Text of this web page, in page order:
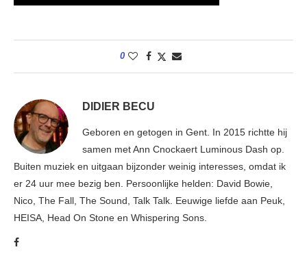
0
DIDIER BECU
Geboren en getogen in Gent. In 2015 richtte hij
samen met Ann Cnockaert Luminous Dash op.
Buiten muziek en uitgaan bijzonder weinig interesses, omdat ik
er 24 uur mee bezig ben. Persoonlijke helden: David Bowie,
Nico, The Fall, The Sound, Talk Talk. Eeuwige liefde aan Peuk,
HEISA, Head On Stone en Whispering Sons.